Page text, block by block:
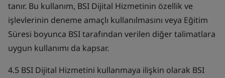
tanır. Bu kullanım, BSI Dijital Hizmetinin özellik ve
işlevlerinin deneme amaçlı kullanılmasını veya Eğitim
Süresi boyunca BSI tarafından verilen diğer talimatlara
uygun kullanımı da kapsar.
4.5 BSI Dijital Hizmetini kullanmaya ilişkin olarak BSI